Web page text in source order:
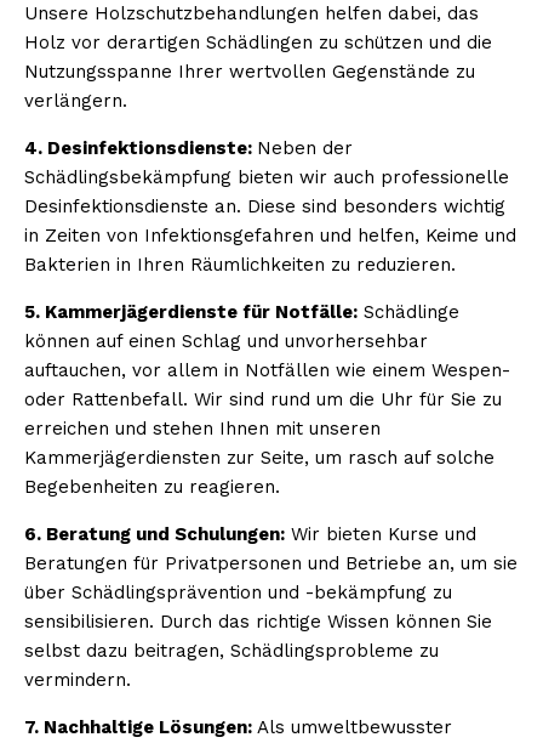
Unsere Holzschutzbehandlungen helfen dabei, das
Holz vor derartigen Schädlingen zu schützen und die
Nutzungsspanne Ihrer wertvollen Gegenstände zu
verlängern.
4. Desinfektionsdienste: Neben der
Schädlingsbekämpfung bieten wir auch professionelle
Desinfektionsdienste an. Diese sind besonders wichtig
in Zeiten von Infektionsgefahren und helfen, Keime und
Bakterien in Ihren Räumlichkeiten zu reduzieren.
5. Kammerjägerdienste für Notfälle: Schädlinge
können auf einen Schlag und unvorhersehbar
auftauchen, vor allem in Notfällen wie einem Wespen-
oder Rattenbefall. Wir sind rund um die Uhr für Sie zu
erreichen und stehen Ihnen mit unseren
Kammerjägerdiensten zur Seite, um rasch auf solche
Begebenheiten zu reagieren.
6. Beratung und Schulungen: Wir bieten Kurse und
Beratungen für Privatpersonen und Betriebe an, um sie
über Schädlingsprävention und -bekämpfung zu
sensibilisieren. Durch das richtige Wissen können Sie
selbst dazu beitragen, Schädlingsprobleme zu
vermindern.
7. Nachhaltige Lösungen: Als umweltbewusster